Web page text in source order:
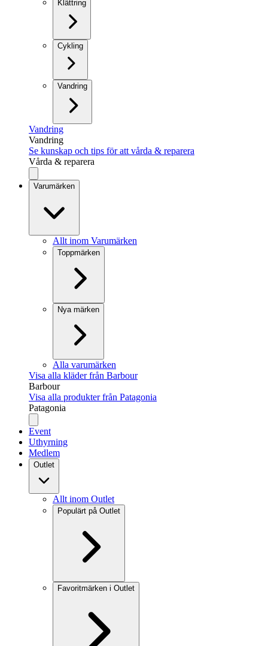
Klättring
Cykling
Vandring
Vandring
Vandring
Se kunskap och tips för att vårda & reparera
Vårda & reparera
Varumärken
Allt inom Varumärken
Toppmärken
Nya märken
Alla varumärken
Visa alla kläder från Barbour
Barbour
Visa alla produkter från Patagonia
Patagonia
Event
Uthyrning
Medlem
Outlet
Allt inom Outlet
Populärt på Outlet
Favoritmärken i Outlet